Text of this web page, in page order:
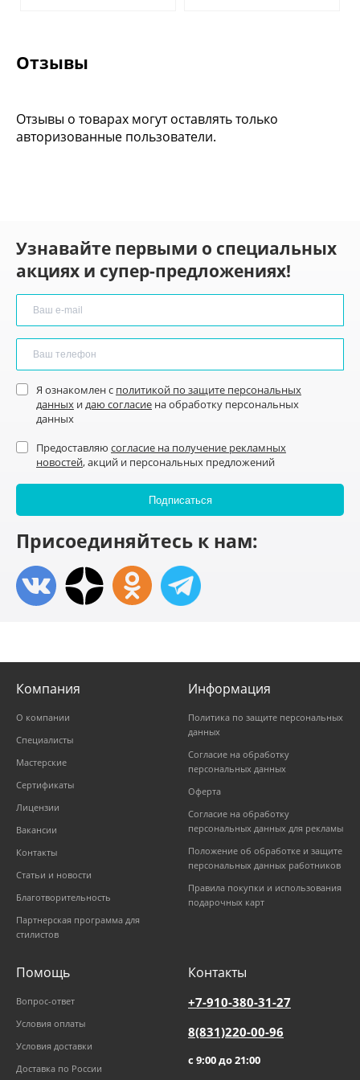
Отзывы
Отзывы о товарах могут оставлять только
авторизованные пользователи.
Узнавайте первыми о специальных
акциях и супер-предложениях!
Я ознакомлен с политикой по защите персональных
данных и даю согласие на обработку персональных
данных
Предоставляю согласие на получение рекламных
новостей, акций и персональных предложений
Присоединяйтесь к нам:
Компания
О компании
Специалисты
Мастерские
Сертификаты
Лицензии
Вакансии
Контакты
Статьи и новости
Благотворительность
Партнерская программа для
стилистов
Информация
Политика по защите персональных
данных
Согласие на обработку
персональных данных
Оферта
Согласие на обработку
персональных данных для рекламы
Положение об обработке и защите
персональных данных работников
Правила покупки и использования
подарочных карт
Помощь
Вопрос-ответ
Условия оплаты
Условия доставки
Доставка по России
Контакты
+7-910-380-31-27
8(831)220-00-96
с 9:00 до 21:00